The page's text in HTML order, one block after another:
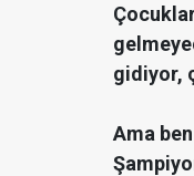
gidiyor,
Ama